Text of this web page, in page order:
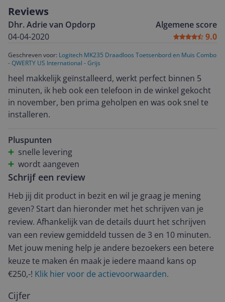
Reviews
Dhr. Adrie van Opdorp
04-04-2020
Algemene score
9.0
Geschreven voor: Logitech MK235 Draadloos Toetsenbord en Muis Combo
- QWERTY US International - Grijs
heel makkelijk geïnstalleerd, werkt perfect binnen 5
minuten, ik heb ook een telefoon in de winkel gekocht
in november, ben prima geholpen en was ook snel te
installeren.
Pluspunten
snelle levering
wordt aangeven
Schrijf een review
Heb jij dit product in bezit en wil je graag je mening
geven? Start dan hieronder met het schrijven van je
review. Afhankelijk van de details duurt het schrijven
van een review gemiddeld tussen de 3 en 10 minuten.
Met jouw mening help je andere bezoekers een betere
keuze te maken én maak je iedere maand kans op
€250,-! Klik hier voor de actievoorwaarden.
Cijfer